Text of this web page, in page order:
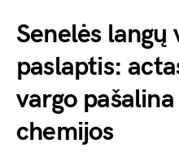
Senelės langų
paslaptis:
vargo
chemijos